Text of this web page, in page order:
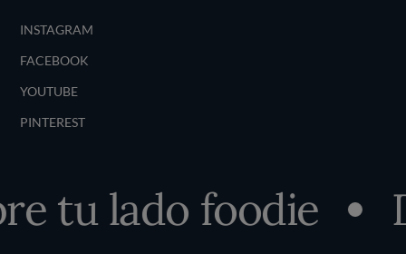
INSTAGRAM
FACEBOOK
YOUTUBE
PINTEREST
tu lado foodie